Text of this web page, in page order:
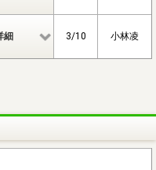
細 3/10 小林凌